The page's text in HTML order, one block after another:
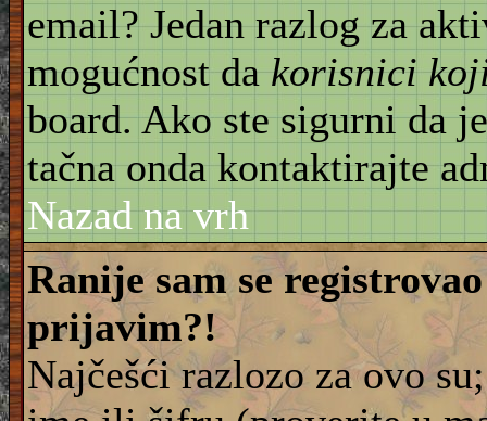
email? Jedan razlog za
mogućnost dakorisnici
board. Ako ste sigurni da
tačna onda kontaktirajte
Nazad na vrh
Ranije sam se
prijavim?!
Najčešći razlozo za ovo